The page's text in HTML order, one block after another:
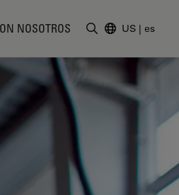
NOSOTROS US | es